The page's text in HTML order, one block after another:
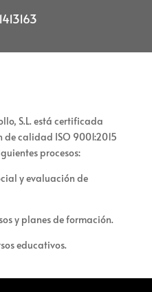
S.L. está certificada
de calidad ISO 9001:2015
procesos:
y evaluación de
y planes de formación.
educativos.